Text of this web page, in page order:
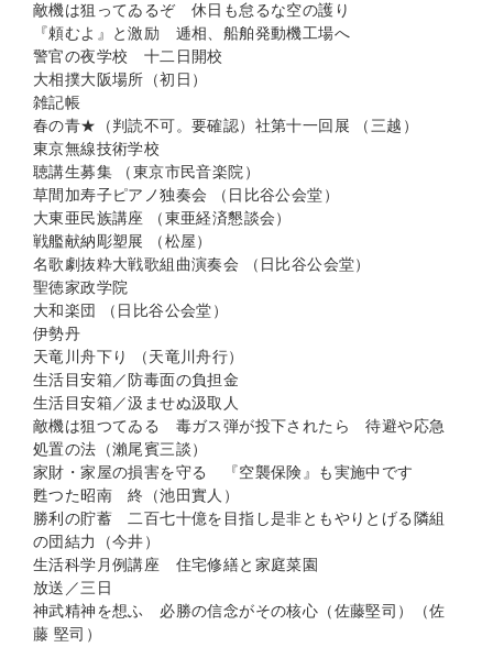
敵機は狙ってゐるぞ 休日も怠るな空の護り
『頼むよ』と激励 逓相、船舶発動機工場へ
警官の夜学校 十二日開校
大相撲大阪場所（初日）
雑記帳
春の青★（判読不可。要確認）社第十一回展 （三越）
東京無線技術学校
聴講生募集 （東京市民音楽院）
草間加寿子ピアノ独奏会 （日比谷公会堂）
大東亜民族講座 （東亜経済懇談会）
戦艦献納彫塑展 （松屋）
名歌劇抜粋大戦歌組曲演奏会 （日比谷公会堂）
聖徳家政学院
大和楽団 （日比谷公会堂）
伊勢丹
天竜川舟下り （天竜川舟行）
生活目安箱／防毒面の負担金
生活目安箱／汲ませぬ汲取人
敵機は狙つてゐる 毒ガス弾が投下されたら 待避や応急
処置の法（瀨尾賓三談）
家財・家屋の損害を守る 『空襲保険』も実施中です
甦つた昭南 終（池田實人）
勝利の貯蓄 二百七十億を目指し是非ともやりとげる隣組
の団結力（今井）
生活科学月例講座 住宅修繕と家庭菜園
放送／三日
神武精神を想ふ 必勝の信念がその核心（佐藤堅司）（佐
藤 堅司）